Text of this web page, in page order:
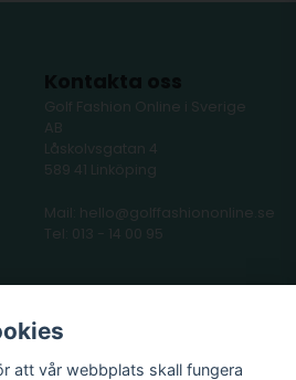
Golf Fashion Online i Sverige
AB
Låskolvsgatan 4
589 41 Linköping
Mail: hello@golffashiononline.se
Tel: 013 - 14 00 95
att vår webbplats skall fungera